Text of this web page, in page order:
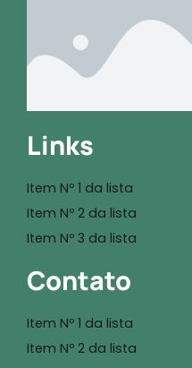
Links
Item Nº 1 da lista
Item Nº 2 da lista
Item Nº 3 da lista
Contato
Item Nº 1 da lista
Item Nº 2 da lista